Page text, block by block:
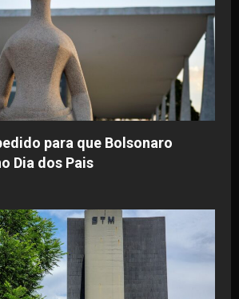
para que Bolsonaro
Dia dos Pais